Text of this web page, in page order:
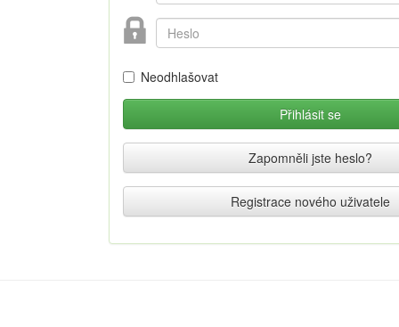
Neodhlašovat
Zapomněli jste heslo?
Registrace nového uživatele